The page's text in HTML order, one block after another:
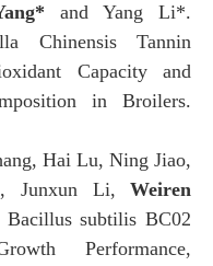
andYang Li*.
Chinensis Tannin
Capacity and
in Broilers.
Hai Lu, Ning Jiao,
Junxun Li,Weiren
subtilis BC02
Performance,